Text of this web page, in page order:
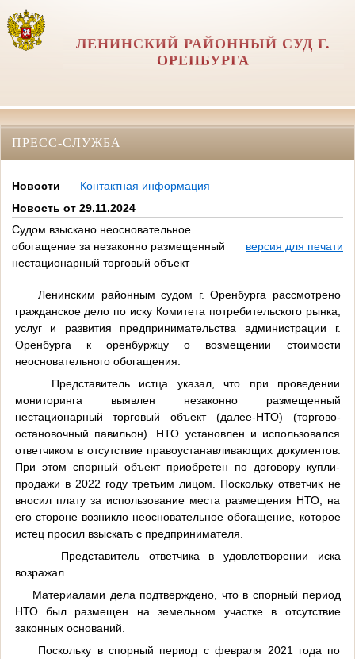
ЛЕНИНСКИЙ РАЙОННЫЙ СУД Г.
ОРЕНБУРГА
ПРЕСС-СЛУЖБА
Новости
Контактная информация
Новость от 29.11.2024
Судом взыскано неосновательное
обогащение за незаконно размещенный
нестационарный торговый объект
версия для печати
Ленинским районным судом г. Оренбурга рассмотрено
гражданское дело по иску Комитета потребительского рынка,
услуг и развития предпринимательства администрации г.
Оренбурга к оренбуржцу о возмещении стоимости
неосновательного обогащения.
Представитель истца указал, что при проведении
мониторинга выявлен незаконно размещенный
нестационарный торговый объект (далее-НТО) (торгово-
остановочный павильон). НТО установлен и использовался
ответчиком в отсутствие правоустанавливающих документов.
При этом спорный объект приобретен по договору купли-
продажи в 2022 году третьим лицом. Поскольку ответчик не
вносил плату за использование места размещения НТО, на
его стороне возникло неосновательное обогащение, которое
истец просил взыскать с предпринимателя.
Представитель ответчика в удовлетворении иска
возражал.
Материалами дела подтверждено, что в спорный период
НТО был размещен на земельном участке в отсутствие
законных оснований.
Поскольку в спорный период с февраля 2021 года по